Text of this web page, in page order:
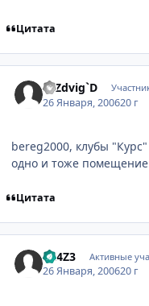
Цитата
D`Zdvig`D
26 Января, 200620 г
bereg2000, клубы
одно и тоже
Цитата
BL4Z3 Активные
26 Января, 200620 г